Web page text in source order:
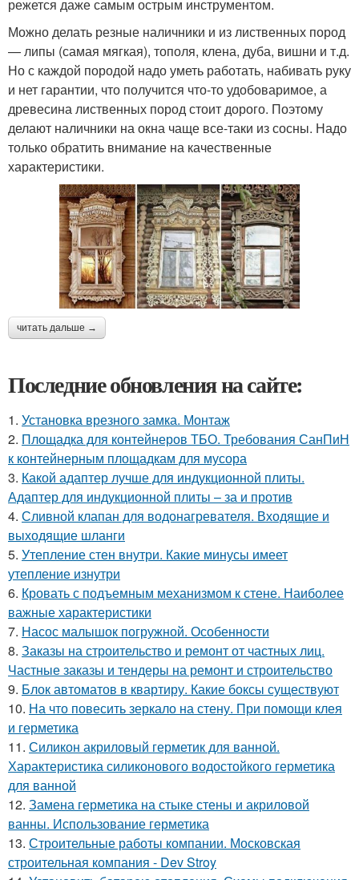
режется даже самым острым инструментом.
Можно делать резные наличники и из лиственных пород
— липы (самая мягкая), тополя, клена, дуба, вишни и т.д.
Но с каждой породой надо уметь работать, набивать руку
и нет гарантии, что получится что-то удобоваримое, а
древесина лиственных пород стоит дорого. Поэтому
делают наличники на окна чаще все-таки из сосны. Надо
только обратить внимание на качественные
характеристики.
читать дальше →
Последние обновления на сайте:
1. Установка врезного замка. Монтаж
2. Площадка для контейнеров ТБО. Требования СанПиН
к контейнерным площадкам для мусора
3. Какой адаптер лучше для индукционной плиты.
Адаптер для индукционной плиты – за и против
4. Сливной клапан для водонагревателя. Входящие и
выходящие шланги
5. Утепление стен внутри. Какие минусы имеет
утепление изнутри
6. Кровать с подъемным механизмом к стене. Наиболее
важные характеристики
7. Насос малышок погружной. Особенности
8. Заказы на строительство и ремонт от частных лиц.
Частные заказы и тендеры на ремонт и строительство
9. Блок автоматов в квартиру. Какие боксы существуют
10. На что повесить зеркало на стену. При помощи клея
и герметика
11. Силикон акриловый герметик для ванной.
Характеристика силиконового водостойкого герметика
для ванной
12. Замена герметика на стыке стены и акриловой
ванны. Использование герметика
13. Строительные работы компании. Московская
строительная компания - Dev Stroy